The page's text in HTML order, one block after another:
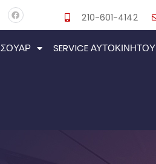
210-601-4142
SERVICE ΑΥΤΟΚΙΝΉΤΟΥ